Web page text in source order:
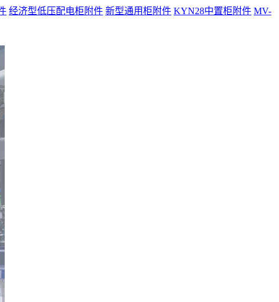
经济型低压配电柜附件 新型通用柜附件 KYN28中置柜附件 MV-